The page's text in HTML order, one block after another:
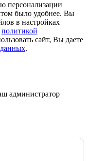
персонализации
было удобнее. Вы
в настройках
политикой
сайт, Вы даете
.
администратор